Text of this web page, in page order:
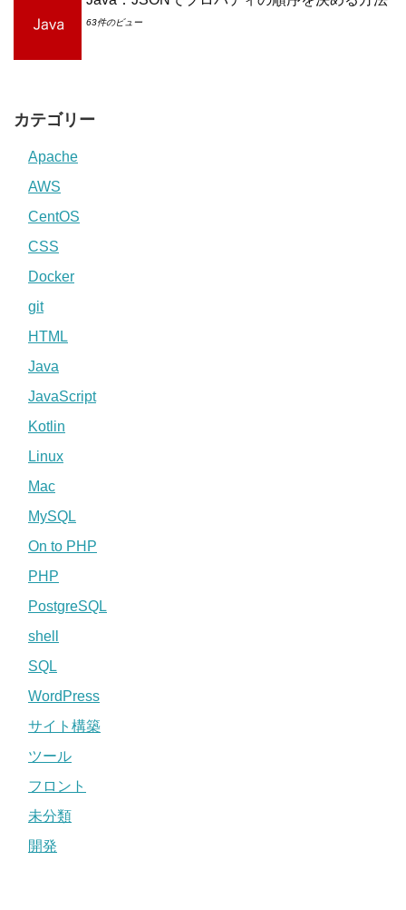
63件のビュー
カテゴリー
Apache
AWS
CentOS
CSS
Docker
git
HTML
Java
JavaScript
Kotlin
Linux
Mac
MySQL
On to PHP
PHP
PostgreSQL
shell
SQL
WordPress
サイト構築
ツール
フロント
未分類
開発